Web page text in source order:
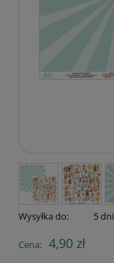
Wysyłka do: 5 dni
Cena: 4,90 zł